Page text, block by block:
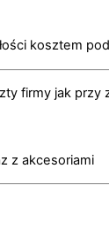
kosztem
firmy jak przy
z akcesoriami